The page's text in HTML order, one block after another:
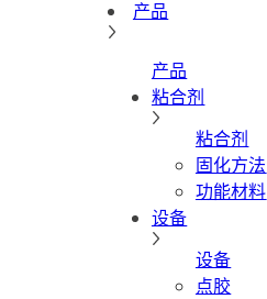
产品
产品
粘合剂
粘合剂
固化方法
功能材料
设备
设备
点胶